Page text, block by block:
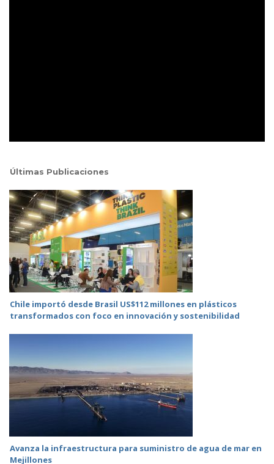
Últimas Publicaciones
Chile importó desde Brasil US$112 millones en plásticos
transformados con foco en innovación y sostenibilidad
Avanza la infraestructura para suministro de agua de mar en
Mejillones